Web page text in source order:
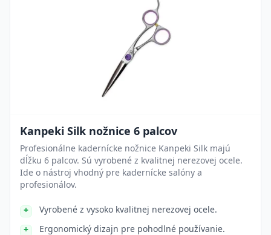
Kanpeki Silk nožnice 6 palcov
Profesionálne kadernícke nožnice Kanpeki Silk majú
dĺžku 6 palcov. Sú vyrobené z kvalitnej nerezovej ocele.
Ide o nástroj vhodný pre kadernícke salóny a
profesionálov.
Vyrobené z vysoko kvalitnej nerezovej ocele.
Ergonomický dizajn pre pohodlné používanie.